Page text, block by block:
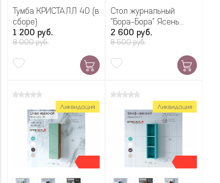
Тумба КРИСТАЛЛ 40 (в
сборе)
1 200 руб.
8 000 руб.
Стол журнальный
"Бора-Бора" Ясень
Анкор темный
2 600 руб.
8 500 руб.